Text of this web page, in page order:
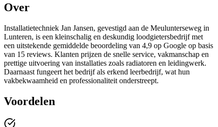
Over
Installatietechniek Jan Jansen, gevestigd aan de Meulunterseweg in
Lunteren, is een kleinschalig en deskundig loodgietersbedrijf met
een uitstekende gemiddelde beoordeling van 4,9 op Google op basis
van 15 reviews. Klanten prijzen de snelle service, vakmanschap en
prettige uitvoering van installaties zoals radiatoren en leidingwerk.
Daarnaast fungeert het bedrijf als erkend leerbedrijf, wat hun
vakbekwaamheid en professionaliteit onderstreept.
Voordelen